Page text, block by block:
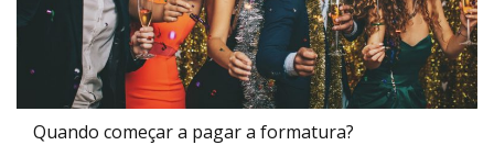
Quando começar a pagar a formatura?